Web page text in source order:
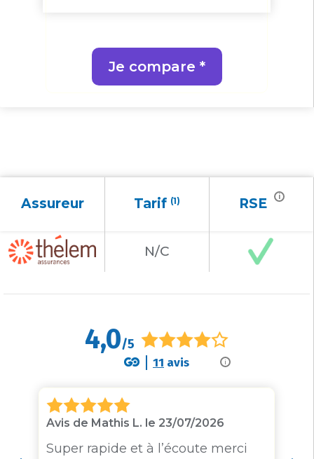
Je compare *
Assureur Tarif (1) RSE i
N/C
i
4,0/5
11 avis
Avis de Mathis L. le 23/07/2026
Super rapide et à l’écoute merci